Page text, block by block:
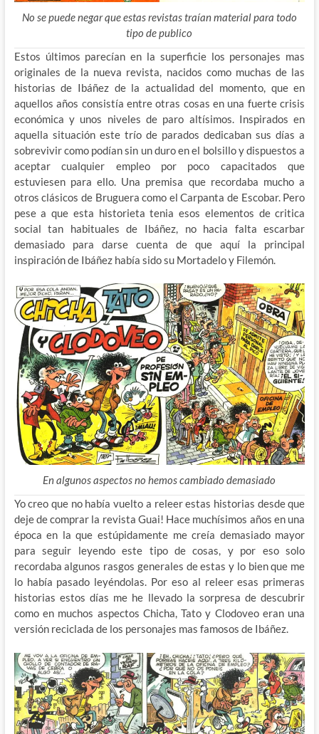
No se puede negar que estas revistas traían material para todo
tipo de publico
Estos últimos parecían en la superficie los personajes mas
originales de la nueva revista, nacidos como muchas de las
historias de Ibáñez de la actualidad del momento, que en
aquellos años consistía entre otras cosas en una fuerte crisis
económica y unos niveles de paro altísimos. Inspirados en
aquella situación este trío de parados dedicaban sus días a
sobrevivir como podían sin un duro en el bolsillo y dispuestos a
aceptar cualquier empleo por poco capacitados que
estuviesen para ello. Una premisa que recordaba mucho a
otros clásicos de Bruguera como el Carpanta de Escobar. Pero
pese a que esta historieta tenia esos elementos de critica
social tan habituales de Ibáñez, no hacia falta escarbar
demasiado para darse cuenta de que aquí la principal
inspiración de Ibáñez había sido su Mortadelo y Filemón.
En algunos aspectos no hemos cambiado demasiado
Yo creo que no había vuelto a releer estas historias desde que
deje de comprar la revista Guai! Hace muchísimos años en una
época en la que estúpidamente me creía demasiado mayor
para seguir leyendo este tipo de cosas, y por eso solo
recordaba algunos rasgos generales de estas y lo bien que me
lo había pasado leyéndolas. Por eso al releer esas primeras
historias estos días me he llevado la sorpresa de descubrir
como en muchos aspectos Chicha, Tato y Clodoveo eran una
versión reciclada de los personajes mas famosos de Ibáñez.